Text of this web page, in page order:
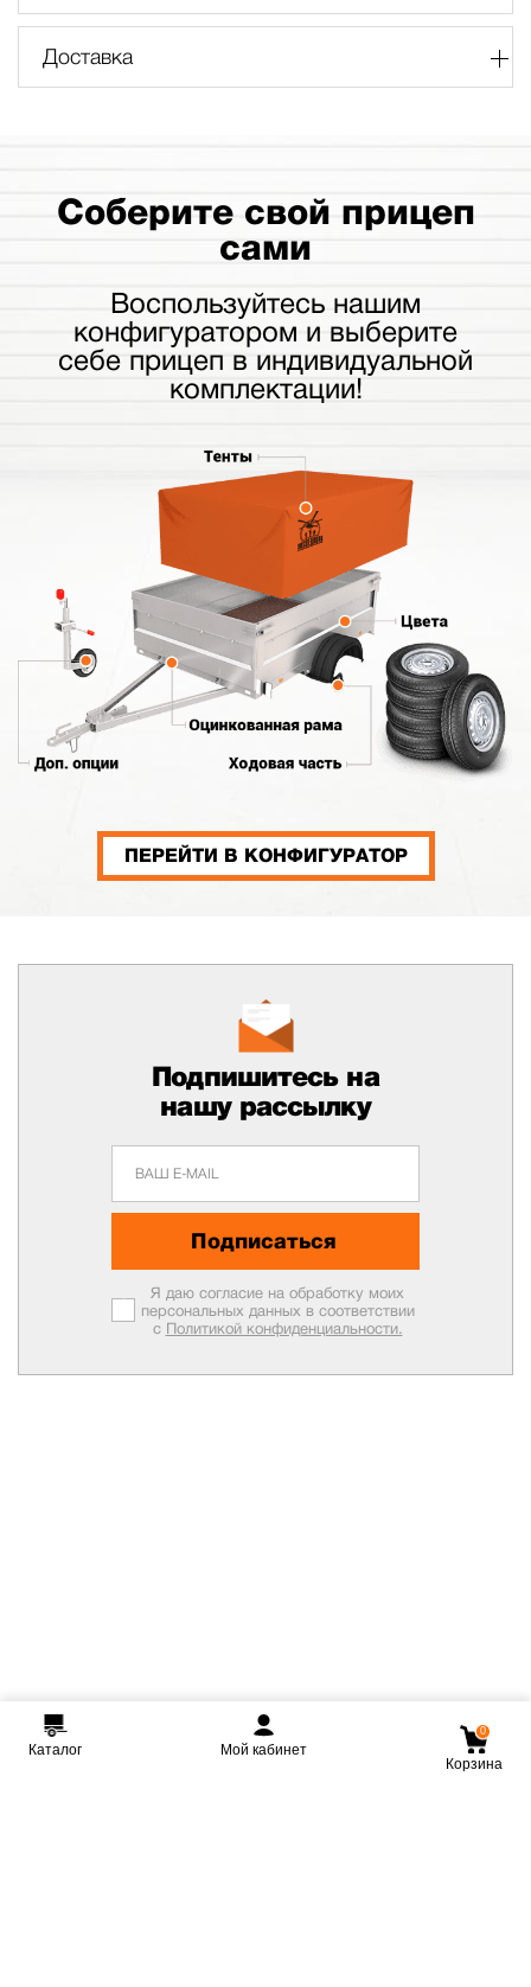
Доставка
Соберите свой прицеп
сами
Воспользуйтесь нашим
конфигуратором и выберите
себе прицеп в индивидуальной
комплектации!
ПЕРЕЙТИ В КОНФИГУРАТОР
Подпишитесь на
нашу рассылку
Подписаться
Я даю согласие на обработку моих
персональных данных в соответствии
с Политикой конфиденциальности.
Каталог Мой кабинет
0
Корзина